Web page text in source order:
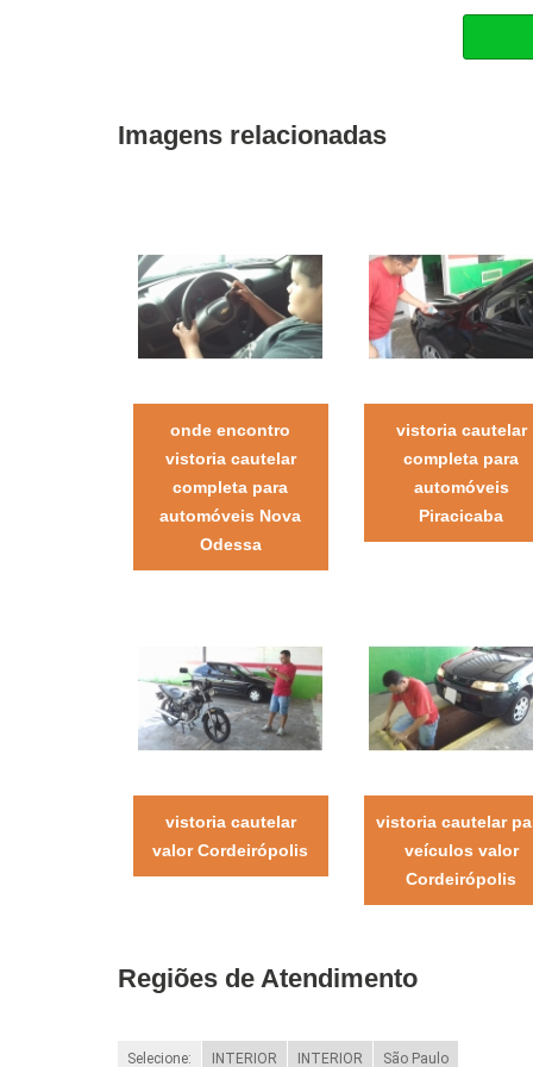
Imagens relacionadas
onde encontro
vistoria cautelar
completa para
automóveis Nova
Odessa
vistoria cautelar
completa para
automóveis
Piracicaba
vistoria cautelar
valor Cordeirópolis
vistoria cautelar
veículos valor
Cordeirópolis
Regiões de Atendimento
Selecione: INTERIOR INTERIOR São Paulo